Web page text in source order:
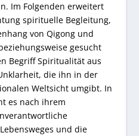
Im Folgenden erweitert
spirituelle Begleitung,
von Qigong und
gesucht
Begriff Spiritualität aus
die ihn in der
Weltsicht umgibt. In
es nach ihrem
und die